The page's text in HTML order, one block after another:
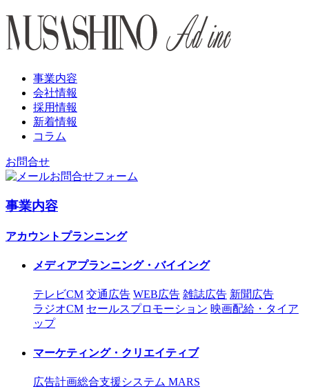
事業内容
会社情報
採用情報
新着情報
コラム
お問合せ
お問合せフォーム
事業内容
アカウントプランニング
メディアプランニング・バイイング
テレビCM 交通広告 WEB広告 雑誌広告 新聞広告
ラジオCM セールスプロモーション 映画配給・タイア
ップ
マーケティング・クリエイティブ
広告計画総合支援システム MARS